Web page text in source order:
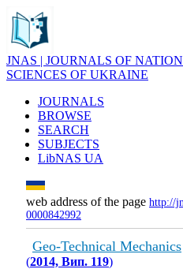
JNAS | JOURNALS OF
SCIENCES OF UKRAINE
JOURNALS
BROWSE
SEARCH
SUBJECTS
LibNAS UA
web address of the page http://
0000842992
Geo-Technical Mechanics
(2014, Вип. 119)